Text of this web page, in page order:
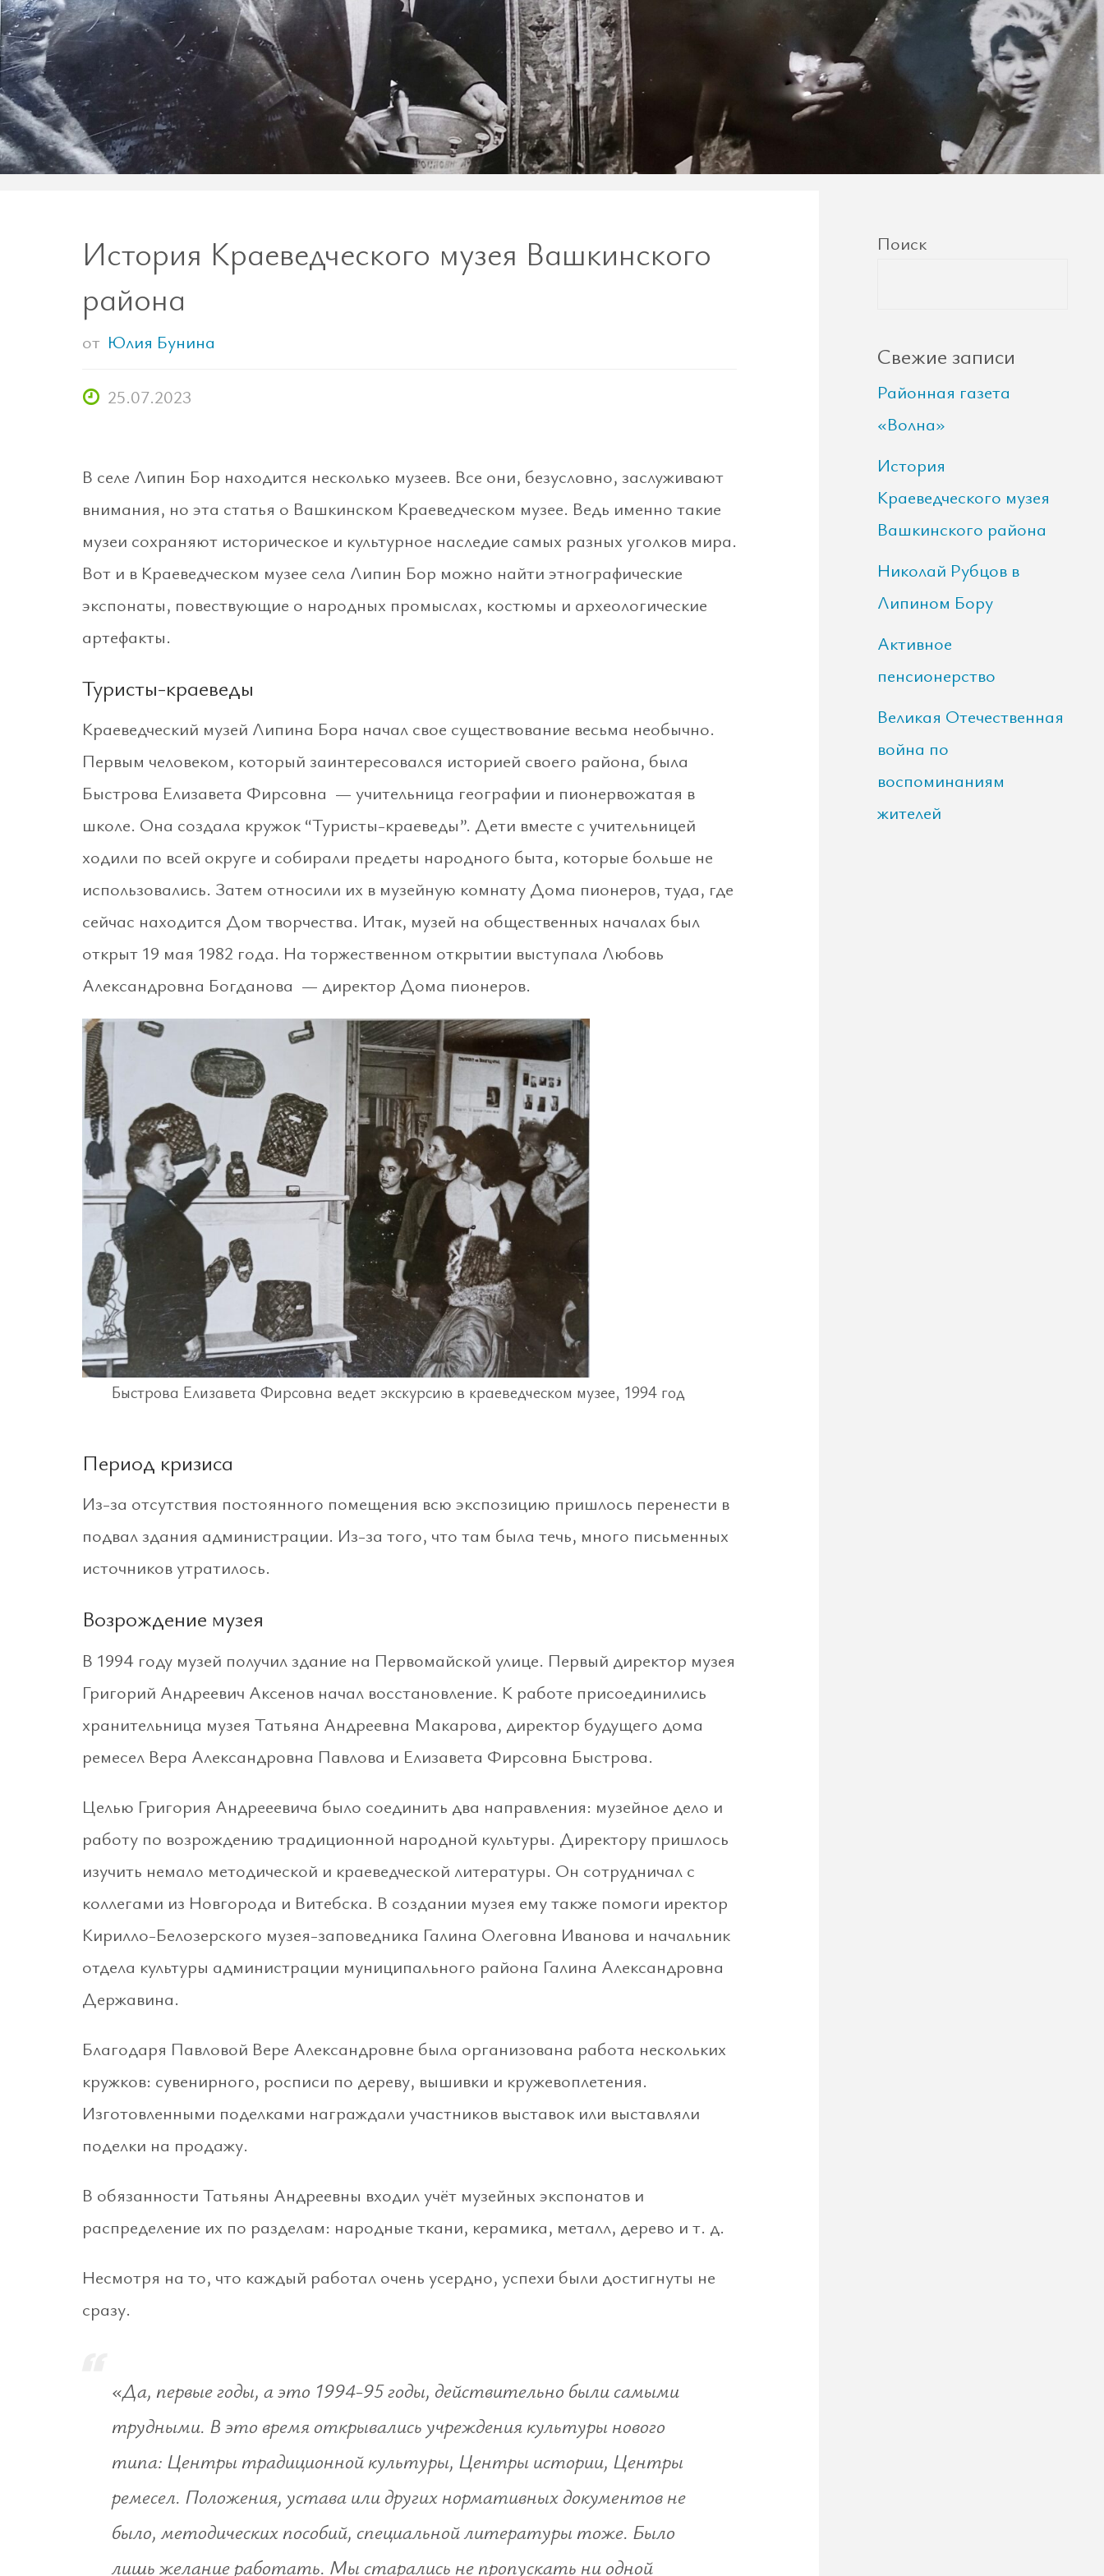
История Краеведческого музея Вашкинского
района
от Юлия Бунина
25.07.2023
В селе Липин Бор находится несколько музеев. Все они, безусловно, заслуживают
внимания, но эта статья о Вашкинском Краеведческом музее. Ведь именно такие
музеи сохраняют историческое и культурное наследие самых разных уголков мира.
Вот и в Краеведческом музее села Липин Бор можно найти этнографические
экспонаты, повествующие о народных промыслах, костюмы и археологические
артефакты.
Туристы-краеведы
Краеведческий музей Липина Бора начал свое существование весьма необычно.
Первым человеком, который заинтересовался историей своего района, была
Быстрова Елизавета Фирсовна — учительница географии и пионервожатая в
школе. Она создала кружок “Туристы-краеведы”. Дети вместе с учительницей
ходили по всей округе и собирали предеты народного быта, которые больше не
использовались. Затем относили их в музейную комнату Дома пионеров, туда, где
сейчас находится Дом творчества. Итак, музей на общественных началах был
открыт 19 мая 1982 года. На торжественном открытии выступала Любовь
Александровна Богданова — директор Дома пионеров.
Быстрова Елизавета Фирсовна ведет экскурсию в краеведческом музее, 1994 год
Период кризиса
Из-за отсутствия постоянного помещения всю экспозицию пришлось перенести в
подвал здания администрации. Из-за того, что там была течь, много письменных
источников утратилось.
Возрождение музея
В 1994 году музей получил здание на Первомайской улице. Первый директор музея
Григорий Андреевич Аксенов начал восстановление. К работе присоединились
хранительница музея Татьяна Андреевна Макарова, директор будущего дома
ремесел Вера Александровна Павлова и Елизавета Фирсовна Быстрова.
Целью Григория Андрееевича было соединить два направления: музейное дело и
работу по возрождению традиционной народной культуры. Директору пришлось
изучить немало методической и краеведческой литературы. Он сотрудничал с
коллегами из Новгорода и Витебска. В создании музея ему также помоги иректор
Кирилло-Белозерского музея-заповедника Галина Олеговна Иванова и начальник
отдела культуры администрации муниципального района Галина Александровна
Державина.
Благодаря Павловой Вере Александровне была организована работа нескольких
кружков: сувенирного, росписи по дереву, вышивки и кружевоплетения.
Изготовленными поделками награждали участников выставок или выставляли
поделки на продажу.
В обязанности Татьяны Андреевны входил учёт музейных экспонатов и
распределение их по разделам: народные ткани, керамика, металл, дерево и т. д.
Несмотря на то, что каждый работал очень усердно, успехи были достигнуты не
сразу.
«Да, первые годы, а это 1994-95 годы, действительно были самыми
трудными. В это время открывались учреждения культуры нового
типа: Центры традиционной культуры, Центры истории, Центры
ремесел. Положения, устава или других нормативных документов не
было, методических пособий, специальной литературы тоже. Было
лишь желание работать. Мы старались не пропускать ни одной
Поиск
Свежие записи
Районная газета
«Волна»
История
Краеведческого музея
Вашкинского района
Николай Рубцов в
Липином Бору
Активное
пенсионерство
Великая Отечественная
война по
воспоминаниям
жителей